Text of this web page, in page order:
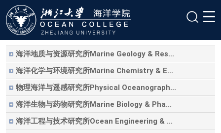
海洋地质与资源研究所Marine Geology & Res...
海洋化学与环境研究所Marine Chemistry & E...
物理海洋与遥感研究所Physical Oceanograph...
海洋生物与药物研究所Marine Biology & Pha...
海洋工程与技术研究所Ocean Engineering & ...